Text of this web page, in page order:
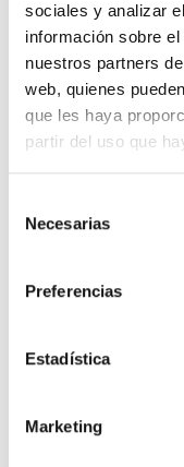
sociales y analizar
información sobre
nuestros partners
web, quienes
que les haya
partir del uso que
Necesarias
Preferencias
Estadística
Marketing
El diario de Álex 3:
cámara y acción!
Miguel Ángel Gómez &
Stock: